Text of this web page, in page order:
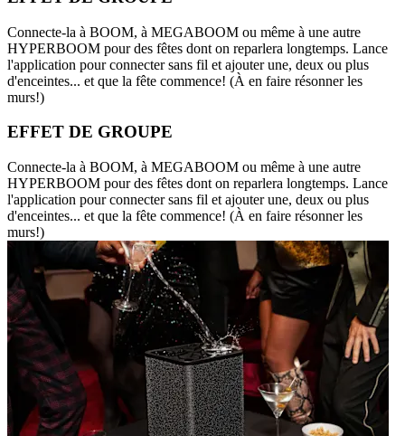
Connecte-la à BOOM, à MEGABOOM ou même à une autre
HYPERBOOM pour des fêtes dont on reparlera longtemps. Lance
l'application pour connecter sans fil et ajouter une, deux ou plus
d'enceintes... et que la fête commence! (À en faire résonner les
murs!)
EFFET DE GROUPE
Connecte-la à BOOM, à MEGABOOM ou même à une autre
HYPERBOOM pour des fêtes dont on reparlera longtemps. Lance
l'application pour connecter sans fil et ajouter une, deux ou plus
d'enceintes... et que la fête commence! (À en faire résonner les
murs!)